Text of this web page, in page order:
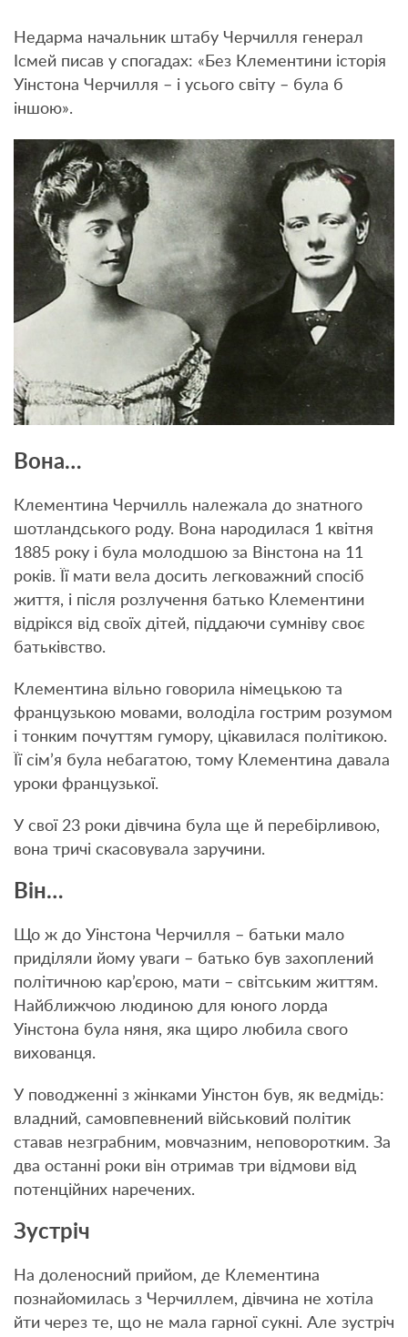
Недарма начальник штабу Черчилля генерал
Ісмей писав у спогадах: «Без Клементини історія
Уінстона Черчилля – і усього світу – була б
іншою».
Вона…
Клементина Черчилль належала до знатного
шотландського роду. Вона народилася 1 квітня
1885 року і була молодшою за Вінстона на 11
років. Її мати вела досить легковажний спосіб
життя, і після розлучення батько Клементини
відрікся від своїх дітей, піддаючи сумніву своє
батьківство.
Клементина вільно говорила німецькою та
французькою мовами, володіла гострим розумом
і тонким почуттям гумору, цікавилася політикою.
Її сім’я була небагатою, тому Клементина давала
уроки французької.
У свої 23 роки дівчина була ще й перебірливою,
вона тричі скасовувала заручини.
Він…
Що ж до Уінстона Черчилля – батьки мало
приділяли йому уваги – батько був захоплений
політичною кар’єрою, мати – світським життям.
Найближчою людиною для юного лорда
Уінстона була няня, яка щиро любила свого
вихованця.
У поводженні з жінками Уінстон був, як ведмідь:
владний, самовпевнений військовий політик
ставав незграбним, мовчазним, неповоротким. За
два останні роки він отримав три відмови від
потенційних наречених.
Зустріч
На доленосний прийом, де Клементина
познайомилась з Черчиллем, дівчина не хотіла
йти через те, що не мала гарної сукні. Але зустріч